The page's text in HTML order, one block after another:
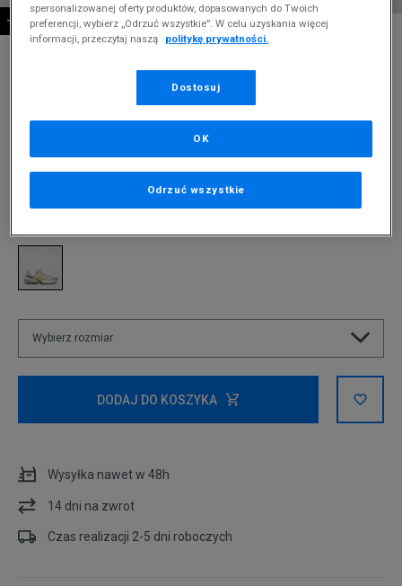
-10% ZA MIN. 500 ZŁ KOD: SUM10
* Zdjęcie poglądowe
Produkt pochodzi z końcówek aktualnych kolekcji, ubiegłych
sezonów lub z ekspozycji.Szczegóły.
cena rekomendowana przez producenta
319,99 zł
Wybierz rozmiar
37,5 23,5 cm
38 24 cm
DODAJ DO KOSZYKA
Wysyłka nawet w 48h
14 dni na zwrot
Czas realizacji 2-5 dni roboczych
spersonalizowanej oferty produktów, dopasowanych do Twoich
preferencji, wybierz „Odrzuć wszystkie”. W celu uzyskania więcej
informacji, przeczytaj naszą
politykę prywatności.
Dostosuj
Odrzuć wszystkie
OK